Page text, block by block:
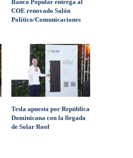
Banco Popular entrega al
COE renovado Salón
Político/Comunicaciones
Tesla apuesta por República
Dominicana con la llegada
de Solar Roof